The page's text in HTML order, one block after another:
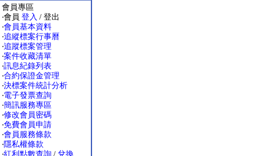
會員專區
‧會員 登入 / 登出
‧會員基本資料
‧追縱標案行事曆
‧追蹤標案管理
‧案件收藏清單
‧訊息紀錄列表
‧合約保證金管理
‧決標案件統計分析
‧電子發票查詢
‧簡訊服務專區
‧修改會員密碼
‧免費會員申請
‧會員服務條款
‧隱私權條款
‧紅利點數查詢 / 兌換